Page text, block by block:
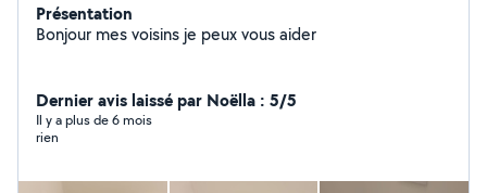
Présentation
Bonjour mes voisins je peux vous aider
Dernier avis laissé par Noëlla : 5/5
Il y a plus de 6 mois
rien